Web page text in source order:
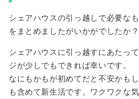
シェアハウスの引っ越しで必要な
をまとめましたがいかがでしたか？
シェアハウスに引っ越すにあたっ
ジが少しでもできれば幸いです。
なにもかもが初めてだと不安かも
も含めて新生活です。ワクワクな